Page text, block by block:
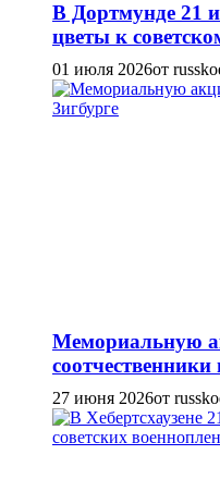
В Дортмунде 21
цветы к
01 июля 2026от
Мемориальную
соотчественники
27 июня 2026от